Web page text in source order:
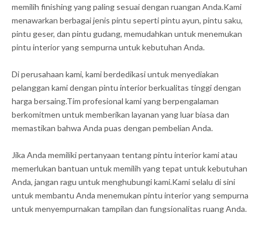
memilih finishing yang paling sesuai dengan ruangan Anda.Kami
menawarkan berbagai jenis pintu seperti pintu ayun, pintu saku,
pintu geser, dan pintu gudang, memudahkan untuk menemukan
pintu interior yang sempurna untuk kebutuhan Anda.
Di perusahaan kami, kami berdedikasi untuk menyediakan
pelanggan kami dengan pintu interior berkualitas tinggi dengan
harga bersaing.Tim profesional kami yang berpengalaman
berkomitmen untuk memberikan layanan yang luar biasa dan
memastikan bahwa Anda puas dengan pembelian Anda.
Jika Anda memiliki pertanyaan tentang pintu interior kami atau
memerlukan bantuan untuk memilih yang tepat untuk kebutuhan
Anda, jangan ragu untuk menghubungi kami.Kami selalu di sini
untuk membantu Anda menemukan pintu interior yang sempurna
untuk menyempurnakan tampilan dan fungsionalitas ruang Anda.